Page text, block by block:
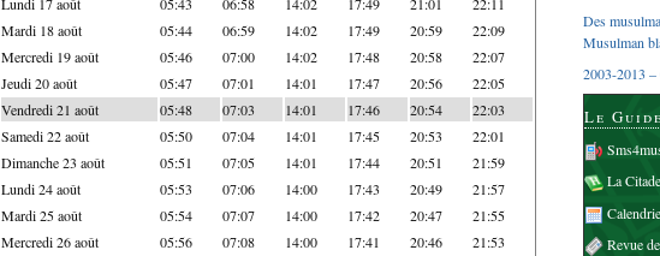
Mardi 18 août 05:44 06:59 14:02 17:49 20:59 22:09
Mercredi 19 août 05:46 07:00 14:02 17:48 20:58 22:07
Jeudi 20 août 05:47 07:01 14:01 17:47 20:56 22:05
Vendredi 21 août 05:48 07:03 14:01 17:46 20:54 22:03
Samedi 22 août 05:50 07:04 14:01 17:45 20:53 22:01
Dimanche 23 août 05:51 07:05 14:01 17:44 20:51 21:59
Lundi 24 août 05:53 07:06 14:00 17:43 20:49 21:57
Mardi 25 août 05:54 07:07 14:00 17:42 20:47 21:55
Mercredi 26 août 05:56 07:08 14:00 17:41 20:46 21:53
Des
Musulman
2003-2013 –
Le
La
Revue